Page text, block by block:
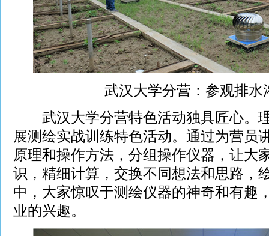
武汉大学分营：参观排水
武汉大学分营特色活动独具匠心。
展测绘实战训练特色活动。通过为营员
原理和操作方法，分组操作仪器，让大
识，精细计算，交换不同想法和思路，
中，大家惊叹于测绘仪器的神奇和有趣
业的兴趣。